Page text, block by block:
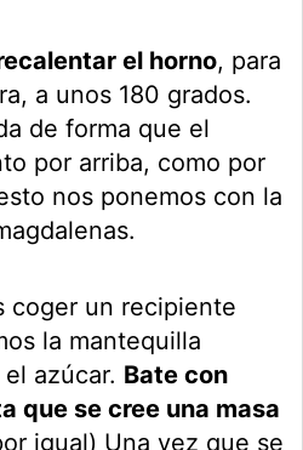
el horno, para
a unos 180 grados.
de forma que el
por arriba, como por
nos ponemos con la
coger un recipiente
la mantequilla
azúcar. Bate con
que se cree una masa
igual) Una vez que se